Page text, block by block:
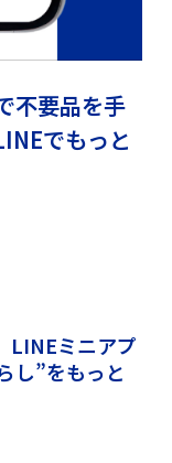
不要品を手
でもっと
LINEミニアプ
し”をもっと